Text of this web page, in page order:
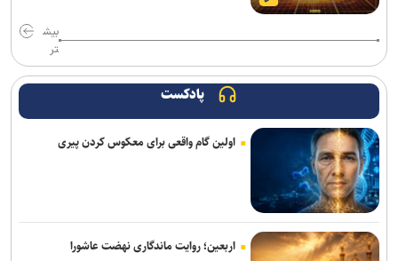
آغاز فعالیت کارگروه‌های تخصصی برای تدوین برنامه راهبردی دانشگاه
تأکید سرپرست دانشگاه فرهنگیان بر حکمرانی مشارکتی و همکاری‌های
تقویم آموزشی نیمسال اول دانشگاه خوارزمی اعلام شد
اربعین تجلی قدرت هویت‌بخش تمدن اسلامی و دست نصرت الهی در
آخرالزمان است
راهکارهای علمی مقابله با اضطراب در شرایط جنگی از زبان استاد تمام
رشته روانشناسی بالینی
بیش
تر
پادکست
اولین گام واقعی برای معکوس کردن پیری
اربعین؛ روایت ماندگاری نهضت عاشورا